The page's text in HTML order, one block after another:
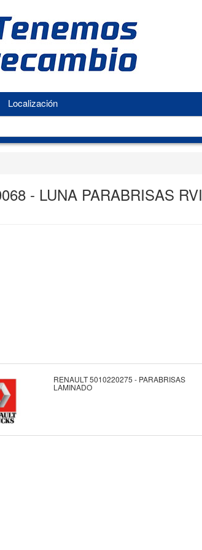
Localización
- LUNA PARABRISAS RVI
RENAULT 5010220275 - PARABRISAS
LAMINADO